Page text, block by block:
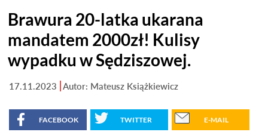
Brawura 20-latka ukarana
mandatem 2000zł! Kulisy
wypadku w Sędziszowej.
17.11.2023 Autor: Mateusz Książkiewicz
FACEBOOK TWITTER E-MAIL